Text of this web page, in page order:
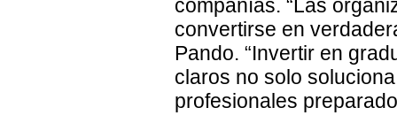
compañías. “Las
convertirse en
Pando. “Invertir en
claros no solo
profesionales